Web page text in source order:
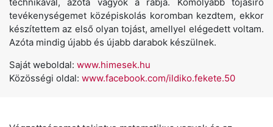
tevékenységemet középiskolás koromban kezdtem, ekkor
készítettem az első olyan tojást, amellyel elégedett voltam.
Azóta mindig újabb és újabb darabok készülnek.
Saját weboldal: www.himesek.hu
Közösségi oldal: www.facebook.com/ildiko.fekete.50